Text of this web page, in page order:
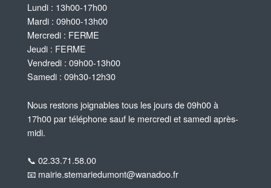
Lundi : 13h00-17h00
Mardi : 09h00-13h00
Mercredi : FERME
Jeudi : FERME
Vendredi : 09h00-13h00
Samedi : 09h30-12h30
Nous restons joignables tous les jours de 09h00 à
17h00 par téléphone sauf le mercredi et samedi après-
midi.
📞 02.33.71.58.00
📧 mairie.stemariedumont@wanadoo.fr